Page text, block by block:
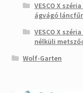
VESCO X
ágvágó
VESCO X
nélküli
Wolf-Garten